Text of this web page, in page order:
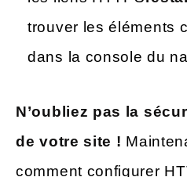
trouver les éléments
dans la console du
N’oubliez pas la
de votre site !
comment configurer